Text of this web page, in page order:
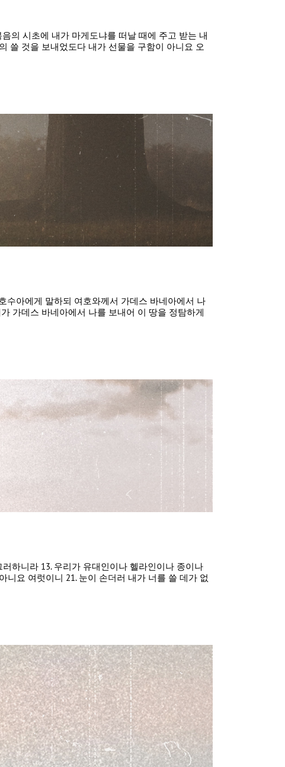
의 시초에 내가 마게도냐를 떠날 때에 주고 받는 내
쓸 것을 보내었도다 내가 선물을 구함이 아니요 오
수아에게 말하되 여호와께서 가데스 바네아에서 나
가데스 바네아에서 나를 보내어 이 땅을 정탐하게
하니라 13. 우리가 유대인이나 헬라인이나 종이나
요 여럿이니 21. 눈이 손더러 내가 너를 쓸 데가 없